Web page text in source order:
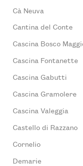
Cà Neuva
Cantina del Conte
Cascina Bosco
Cascina Fontanette
Cascina Gabutti
Cascina Gramolere
Cascina Valeggia
Castello di Razzano
Cornelio
Demarie